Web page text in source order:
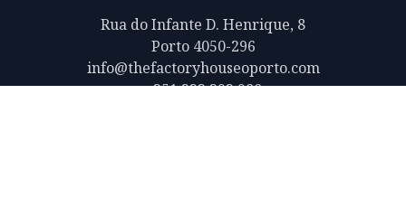
Rua do Infante D. Henrique, 8
Porto 4050-296
info@thefactoryhouseoporto.com
+351 223 392 980